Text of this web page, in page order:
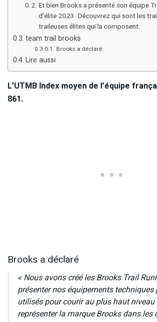
Et bien Brooks a présenté son équipe
d’élite 2023. Découvrez qui sont les
traileuses élites qui la composent.
team trail brooks
Brooks a déclaré
Lire aussi
L’UTMB Index moyen de l’équipe
861.
Brooks a déclaré
« Nous avons créé les Brooks Trail
présenter nos équipements techniques
utilisés pour courir au plus haut niveau
représenter la marque Brooks dans